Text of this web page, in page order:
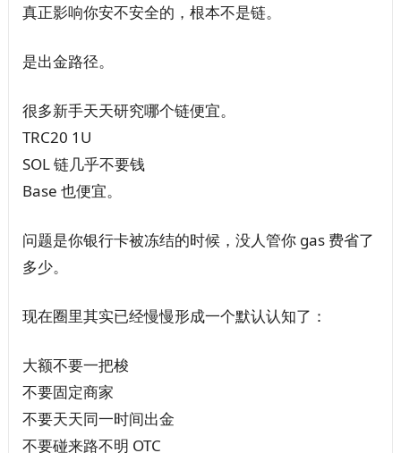
真正影响你安不安全的，根本不是链。
是出金路径。
很多新手天天研究哪个链便宜。
TRC20 1U
SOL 链几乎不要钱
Base 也便宜。
问题是你银行卡被冻结的时候，没人管你 gas 费省了
多少。
现在圈里其实已经慢慢形成一个默认认知了：
大额不要一把梭
不要固定商家
不要天天同一时间出金
不要碰来路不明 OTC